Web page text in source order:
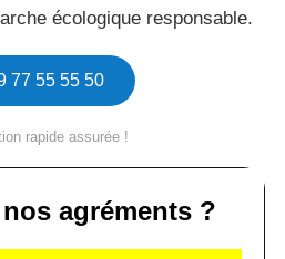
écologique responsable.
77 55 55 50
rapide assurée !
agréments ?